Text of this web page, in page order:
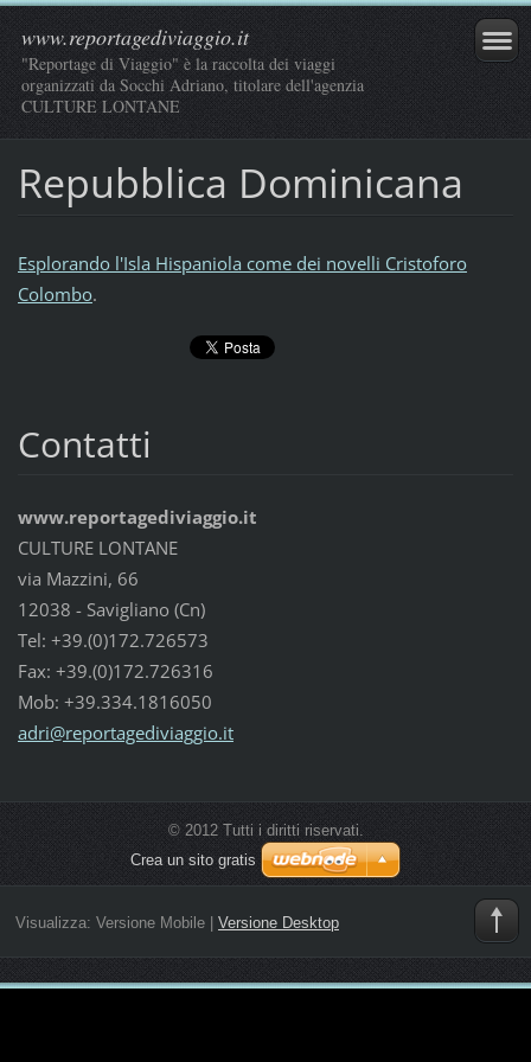
www.reportagediviaggio.it
"Reportage di Viaggio" è la raccolta dei viaggi
organizzati da Socchi Adriano, titolare dell'agenzia
CULTURE LONTANE
Repubblica Dominicana
Esplorando l'Isla Hispaniola come dei novelli Cristoforo
Colombo.
Contatti
www.reportagediviaggio.it
CULTURE LONTANE
via Mazzini, 66
12038 - Savigliano (Cn)
Tel: +39.(0)172.726573
Fax: +39.(0)172.726316
Mob: +39.334.1816050
adri@reportagediviaggio.it
© 2012 Tutti i diritti riservati.
Crea un sito gratis
Visualizza: Versione Mobile| Versione Desktop